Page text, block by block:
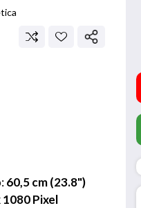
60,5 cm (23.8")
1080 Pixel